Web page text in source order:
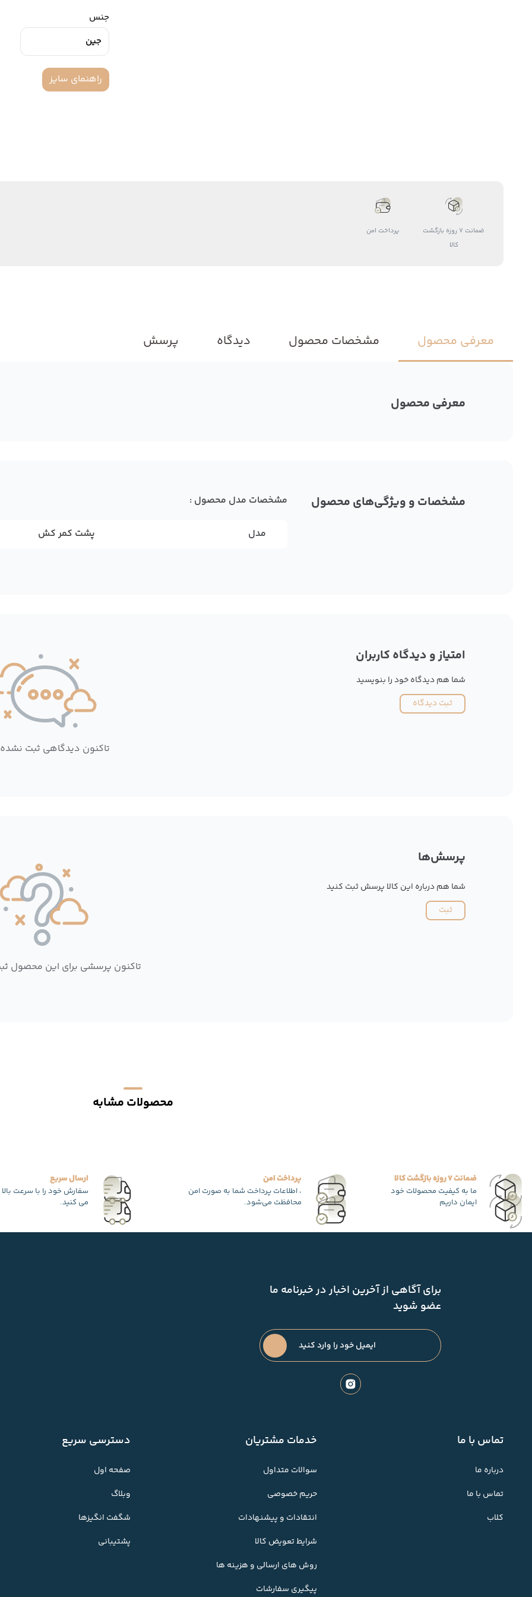
جنس
جین
راهنمای سایز
ضمانت 7 روزه بازگشت
کالا
پرداخت امن
معرفی محصول مشخصات محصول دیدگاه پرسش
معرفی محصول
مشخصات و ویژگی‌های محصول مشخصات مدل محصول :
مدل پشت کمر کش
امتیاز و دیدگاه کاربران
شما هم دیدگاه خود را بنویسید
ثبت دیدگاه
تاکنون دیدگاهی ثبت
پرسش‌ها
شما هم درباره این کالا پرسش ثبت کنید
ثبت
تاکنون پرسشی برای این محصول
محصولات مشابه
ضمانت 7 روزه بازگشت کالا
ما به کیفیت محصولات خود
ایمان داریم
پرداخت امن
، اطلاعات پرداخت شما به صورت امن
محافظت می‌شود.
ارسال سریع
سفارش خود را با سرعت
می کنید.
برای آگاهی از آخرین اخبار در خبرنامه ما
عضو شوید
تماس با ما
درباره ما
تماس با ما
کلاب
خدمات مشتریان
سوالات متداول
حریم خصوصی
انتقادات و پیشنهادات
شرایط تعویض کالا
روش های ارسالی و هزینه ها
پیگیری سفارشات
دسترسی سریع
صفحه اول
وبلاگ
شگفت انگیزها
پشتیبانی